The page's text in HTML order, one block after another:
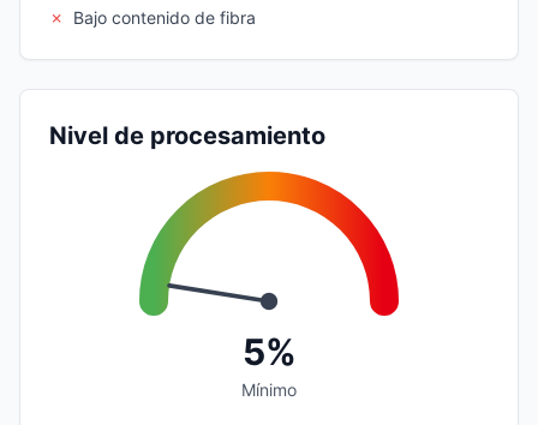
✗
Bajo contenido de fibra
Nivel de procesamiento
5%
Mínimo